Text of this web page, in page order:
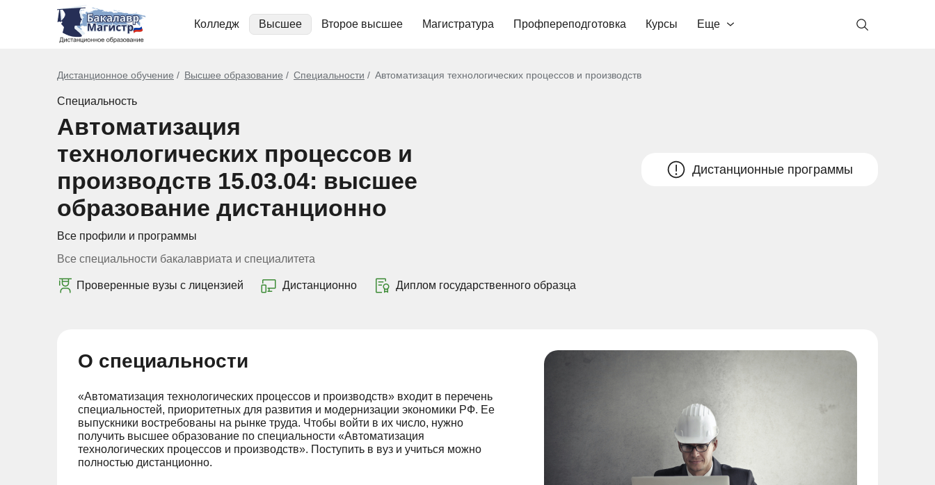
Колледж Высшее Второе высшее Магистратура Профпереподготовка Курсы Еще
Дистанционное обучение Высшее образование Специальности Автоматизация технологических процессов и производств
Специальность
Автоматизация
технологических процессов и
производств 15.03.04: высшее
образование дистанционно
Все профили и программы
Дистанционные программы
Все специальности бакалавриата и специалитета
Проверенные вузы с лицензией Дистанционно Диплом государственного образца
О специальности
«Автоматизация технологических процессов и производств» входит в перечень
специальностей, приоритетных для развития и модернизации экономики РФ. Ее
выпускники востребованы на рынке труда. Чтобы войти в их число, нужно
получить высшее образование по специальности «Автоматизация
технологических процессов и производств». Поступить в вуз и учиться можно
полностью дистанционно.